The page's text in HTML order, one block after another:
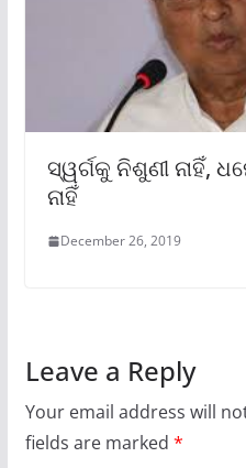
ସ୍ୱର୍ଗକୁ ନିଶୁଣୀ ନାହିଁ,
ନାହିଁ
December 26, 2019
Leave a Reply
Your email address will
fields are marked *